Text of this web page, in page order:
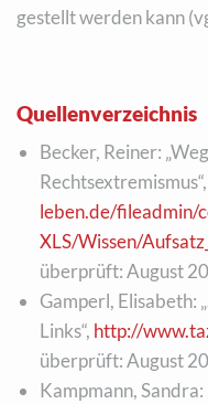
gestellt werden kann
Quellenverzeichnis
Becker, Reiner:
Rechtsextremismus“,
leben.de/fileadmin/
XLS/Wissen/
überprüft: August
Gamperl, Elisabeth:
Links“, http://
überprüft: August
Kampmann, Sandra: